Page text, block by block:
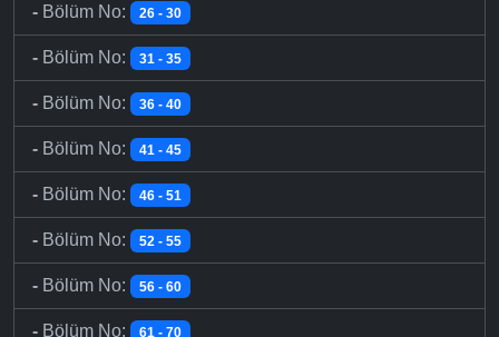
- Bölüm No: 26 - 30
- Bölüm No: 31 - 35
- Bölüm No: 36 - 40
- Bölüm No: 41 - 45
- Bölüm No: 46 - 51
- Bölüm No: 52 - 55
- Bölüm No: 56 - 60
- Bölüm No: 61 - 70